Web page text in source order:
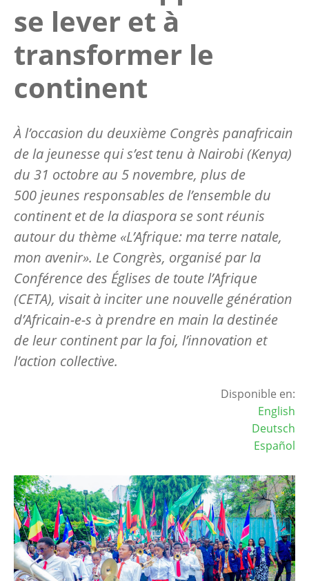
se lever et à
transformer le
continent
À l’occasion du deuxième Congrès panafricain
de la jeunesse qui s’est tenu à Nairobi (Kenya)
du 31 octobre au 5 novembre, plus de
500 jeunes responsables de l’ensemble du
continent et de la diaspora se sont réunis
autour du thème «L’Afrique: ma terre natale,
mon avenir». Le Congrès, organisé par la
Conférence des Églises de toute l’Afrique
(CETA), visait à inciter une nouvelle génération
d’Africain-e-s à prendre en main la destinée
de leur continent par la foi, l’innovation et
l’action collective.
Disponible en:
English
Deutsch
Español
Image